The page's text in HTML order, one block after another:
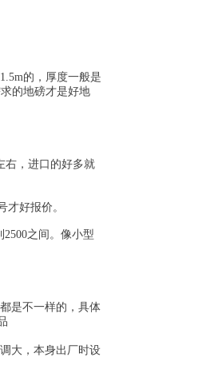
的，厚度一般是
的地磅才是好地
，进口的好多就
好报价。
之间。像小型
是不一样的，具体
大，本身出厂时设